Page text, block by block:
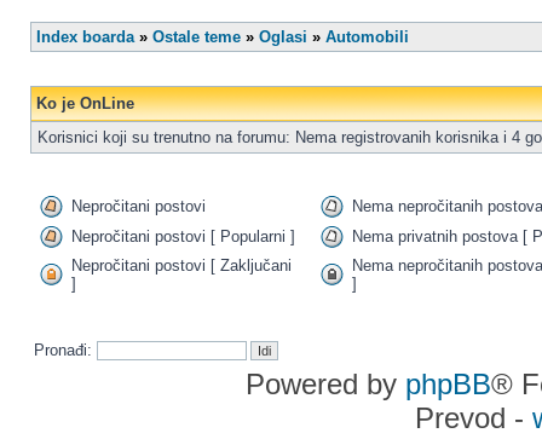
Index boarda» Ostale teme » Oglasi » Automobili
Ko je OnLine
Korisnici koji su trenutno na forumu: Nema registrovanih korisnika i 4
Nepročitani postovi
Nema nepročitanih postova
Nepročitani postovi [ Popularni ]
Nema privatnih postova [
Nepročitani postovi [ Zaključani
]
Nema nepročitanih
]
Pronađi:
Powered by phpBB®
Prevod -